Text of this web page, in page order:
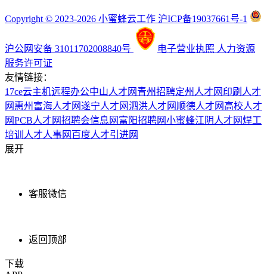
Copyright © 2023-2026 小蜜蜂云工作 沪ICP备19037661号-1
沪公网安备 31011702008840号 电子营业执照 人力资源
服务许可证
友情链接：
17ce云主机远程办公中山人才网 青州招聘定州人才网 印刷人才
网 惠州富海人才网遂宁人才网泗洪人才网 顺德人才网 高校人才
网PCB人才网招聘会信息网 富阳招聘网小蜜蜂江阴人才网焊工
培训 人才人事网 百度人才引进网
展开
客服微信
返回顶部
下载